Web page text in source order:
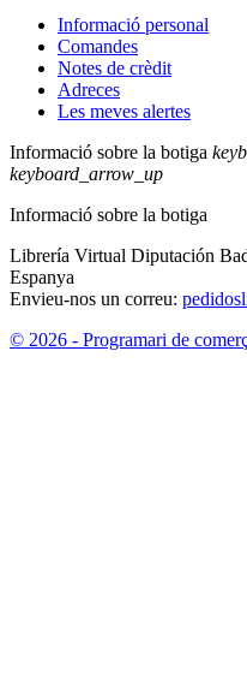
Informació personal
Comandes
Notes de crèdit
Adreces
Les meves alertes
Informació sobre la botiga
keyboard_arrow_up
Informació sobre la botiga
Librería Virtual Diputación
Espanya
Envieu-nos un correu:
© 2026 - Programari de